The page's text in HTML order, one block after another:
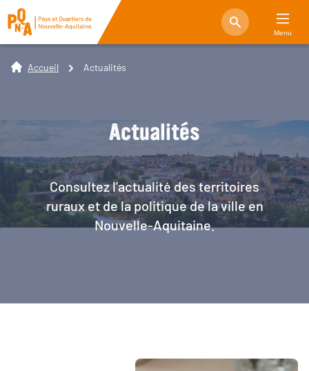
Menu
Accueil Actualités
Actualités
Consultez l’actualité des territoires
ruraux et de la politique de la ville en
Nouvelle-Aquitaine.